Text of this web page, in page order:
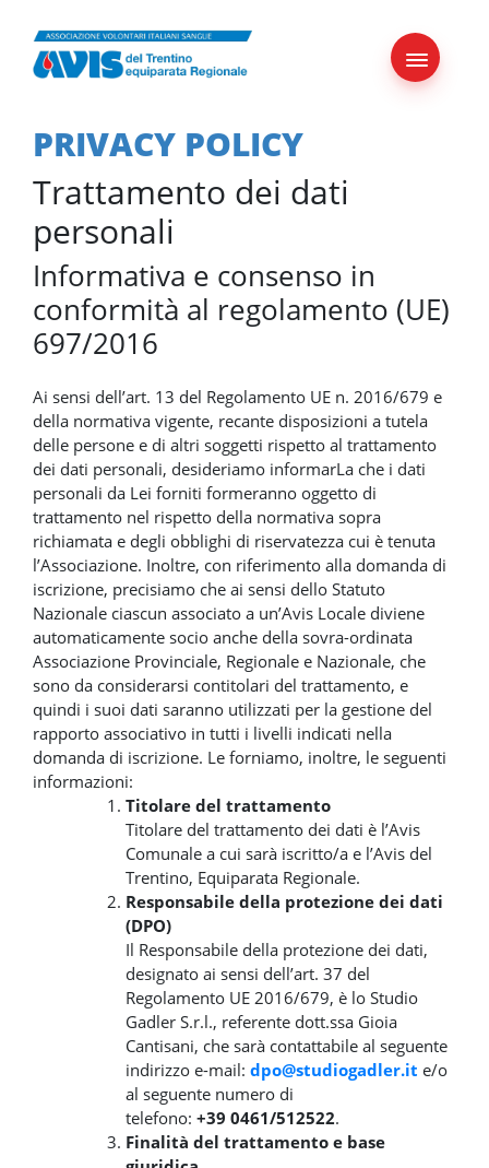
Skip
content
PRIVACY POLICY
Trattamento dei dati
personali
Informativa e consenso in
conformità al regolamento (UE)
697/2016
Ai sensi dell’art. 13 del Regolamento UE n. 2016/679 e
della normativa vigente, recante disposizioni a tutela
delle persone e di altri soggetti rispetto al trattamento
dei dati personali, desideriamo informarLa che i dati
personali da Lei forniti formeranno oggetto di
trattamento nel rispetto della normativa sopra
richiamata e degli obblighi di riservatezza cui è tenuta
l’Associazione. Inoltre, con riferimento alla domanda di
iscrizione, precisiamo che ai sensi dello Statuto
Nazionale ciascun associato a un’Avis Locale diviene
automaticamente socio anche della sovra-ordinata
Associazione Provinciale, Regionale e Nazionale, che
sono da considerarsi contitolari del trattamento, e
quindi i suoi dati saranno utilizzati per la gestione del
rapporto associativo in tutti i livelli indicati nella
domanda di iscrizione. Le forniamo, inoltre, le seguenti
informazioni:
Titolare del trattamento
Titolare del trattamento dei dati è l’Avis
Comunale a cui sarà iscritto/a e l’Avis del
Trentino, Equiparata Regionale.
Responsabile della protezione dei dati
(DPO)
Il Responsabile della protezione dei dati,
designato ai sensi dell’art. 37 del
Regolamento UE 2016/679, è lo Studio
Gadler S.r.l., referente dott.ssa Gioia
Cantisani, che sarà contattabile al seguente
indirizzo e-mail: dpo@studiogadler.it e/o
al seguente numero di
telefono: +39 0461/512522.
Finalità del trattamento e base